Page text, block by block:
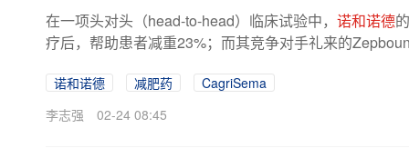
在一项头对头（head-to-head）临床试验中， 诺和诺德
疗后，帮助患者减重23%；而其竞争对手礼来的
诺和诺德 减肥药
CagriSema
李志强
02-24 08:45